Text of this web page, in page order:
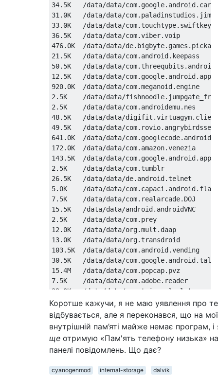
34.5K   /data/data/
31.0K   /data/data/
33.0K   /data/data/com.touchtype.swiftkey
36.5K   /data/data/com.viber.voip
476.0K  /data/data/
21.5K   /data/data/com.android.keepass
50.5K   /data/data/
12.5K   /data/data/
920.0K  /data/data/com.meganoid.engine
2.5K    /data/data/
2.5K    /data/data/com.androidemu.nes
48.5K   /data/data/
49.5K   /data/data/
641.0K  /data/data/
172.0K  /data/data/com.amazon.venezia
143.5K  /data/data/
2.5K    /data/data/com.tumblr
26.5K   /data/data/de.android.telnet
5.0K    /data/data/
7.5K    /data/data/com.realarcade.DOJ
15.5K   /data/data/android.androidVNC
2.5K    /data/data/com.prey
12.0K   /data/data/org.mult.daap
13.0K   /data/data/org.transdroid
103.5K  /data/data/com.android.vending
30.5K   /data/data/com.google.android.talk
15.4M   /data/data/com.popcap.pvz
7.5K    /data/data/com.adobe.reader
29.0K   /data/data/gematria.calculator
4.0K    /data/data/com.android.setupwizard
161.5K  /data/data/
4.0K    /data/data/
36.5K   /data/data/
21.5K   /data/data/
516.5K  /data/data/com.sherbert.delicious
4.0K    /data/data/
Коротше кажучи, я не маю уявлення про
відбувається, але я переконався, що на
внутрішній пам’яті майже немає програм, і
ще отримую «Пам'ять телефону низька» на
панелі повідомлень. Що дає?
cyanogenmod internal-storage
dalvik